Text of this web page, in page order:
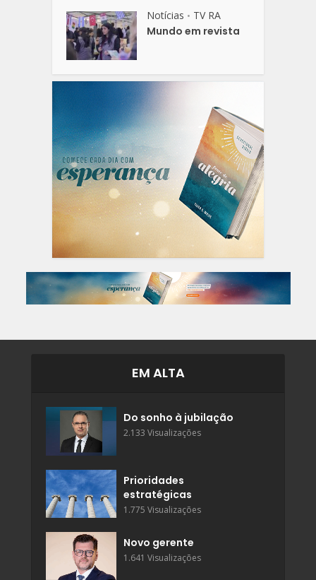
Notícias • TV RA
Mundo em revista
EM ALTA
Do sonho à jubilação
2.133 Visualizações
Prioridades
estratégicas
1.775 Visualizações
Novo gerente
1.641 Visualizações